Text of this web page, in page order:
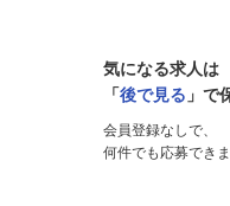
気になる求人は
「後で見る 」で
会員登録なしで、
何件でも応募できま